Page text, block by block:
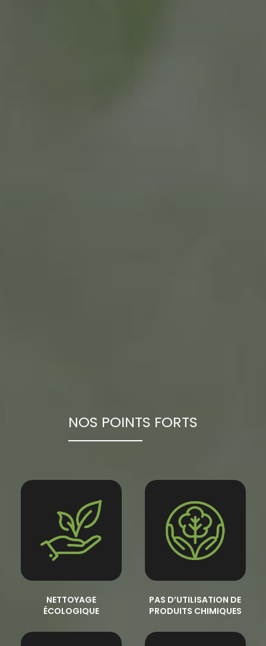
NOS POINTS FORTS
NETTOYAGE
ÉCOLOGIQUE
PAS D’UTILISATION DE
PRODUITS CHIMIQUES